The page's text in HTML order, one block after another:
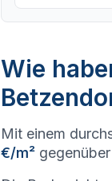
Wie
Mit einem
€/m²